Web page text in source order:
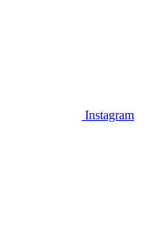
Instagram